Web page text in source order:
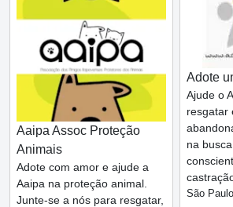
Aaipa Assoc Proteção
Animais
Adote com amor e ajude a
Aaipa na proteção animal.
Junte-se a nós para resgatar,
Adote
Ajude o
resgatar
na
São